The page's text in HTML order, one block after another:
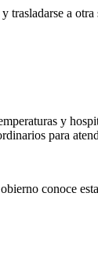
trasladarse a
y
para
conoce